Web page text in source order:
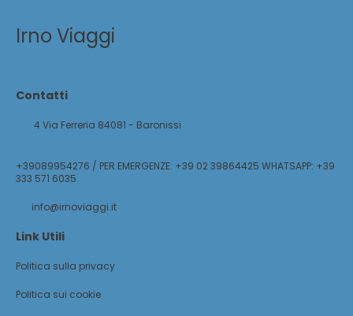
Irno Viaggi
Contatti
4 Via Ferreria 84081 - Baronissi
+39089954276 / PER EMERGENZE: +39 02 39864425 WHATSAPP: +39
333 571 6035
info@irnoviaggi.it
Link Utili
Politica sulla privacy
Politica sui cookie